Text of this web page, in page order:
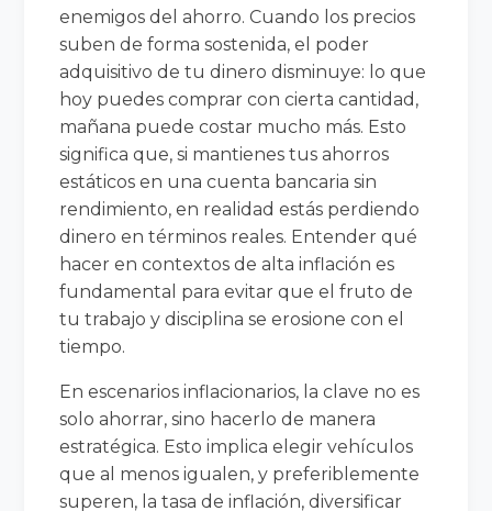
enemigos del ahorro. Cuando los precios
suben de forma sostenida, el poder
adquisitivo de tu dinero disminuye: lo que
hoy puedes comprar con cierta cantidad,
mañana puede costar mucho más. Esto
significa que, si mantienes tus ahorros
estáticos en una cuenta bancaria sin
rendimiento, en realidad estás perdiendo
dinero en términos reales. Entender qué
hacer en contextos de alta inflación es
fundamental para evitar que el fruto de
tu trabajo y disciplina se erosione con el
tiempo.
En escenarios inflacionarios, la clave no es
solo ahorrar, sino hacerlo de manera
estratégica. Esto implica elegir vehículos
que al menos igualen, y preferiblemente
superen, la tasa de inflación, diversificar